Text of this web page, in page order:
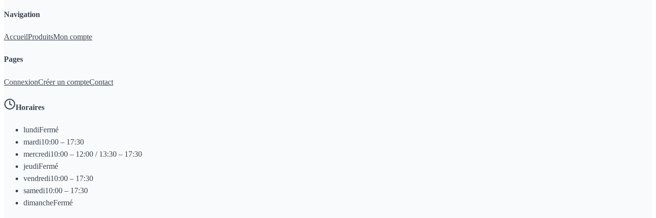
Navigation
AccueilProduitsMon compte
Pages
ConnexionCréer un compteContact
Horaires
lundiFermé
mardi10:00 – 17:30
mercredi10:00 – 12:00 / 13:30 – 17:30
jeudiFermé
vendredi10:00 – 17:30
samedi10:00 – 17:30
dimancheFermé